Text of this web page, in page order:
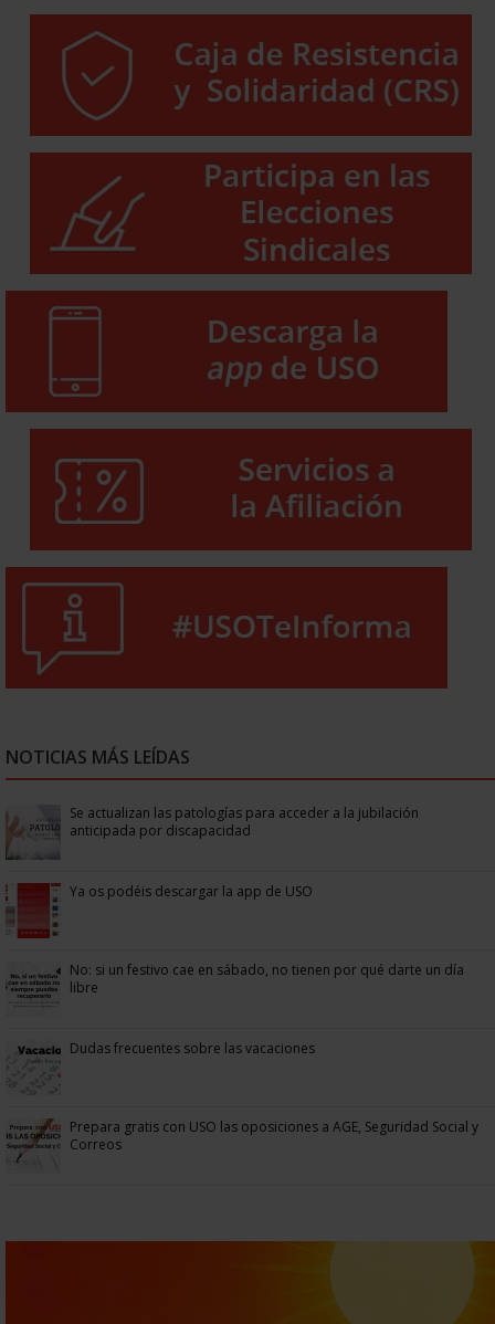
NOTICIAS MÁS LEÍDAS
Se actualizan las patologías para acceder a la jubilación
anticipada por discapacidad
Ya os podéis descargar la app de USO
No: si un festivo cae en sábado, no tienen por qué darte un día
libre
Dudas frecuentes sobre las vacaciones
Prepara gratis con USO las oposiciones a AGE, Seguridad Social y
Correos